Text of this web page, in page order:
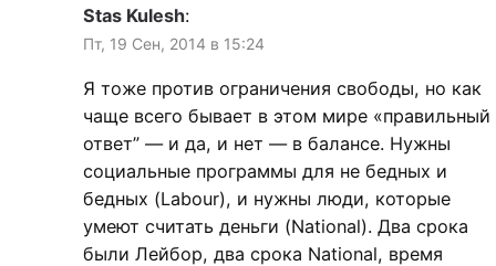
Stas Kulesh:
Пт, 19 Сен, 2014 в 15:24
Я тоже против ограничения свободы, но как
чаще всего бывает в этом мире «правильный
ответ” — и да, и нет — в балансе. Нужны
социальные программы для не бедных и
бедных (Labour), и нужны люди, которые
умеют считать деньги (National). Два срока
были Лейбор, два срока National, время